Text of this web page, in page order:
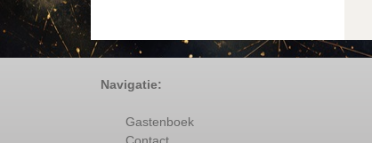
Navigatie:
Gastenboek